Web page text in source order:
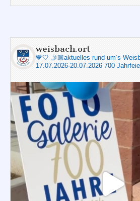
weisbach.ort
💙🤍 🤳🏼aktuelles rund um‘s
17.07.2026-20.07.2026 700